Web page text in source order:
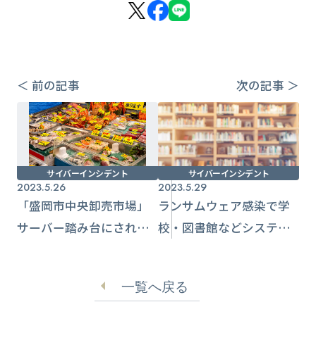
＜ 前の記事 次の記事 ＞
サイバーインシデント
2023.5.26
「盛岡市中央卸売市場」
サーバー踏み台にされス
サイバーインシデント
2023.5.29
ランサムウェア感染で学
校・図書館などシステム
一覧へ戻る